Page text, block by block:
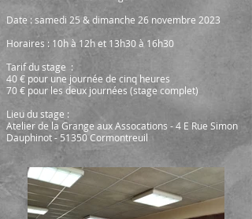
Date : samedi 25 &dimanche 26 novembre 2023
Horaires : 10h à 12h et 13h30 à 16h30
Tarif du stage :
40 € pour une journée de cinq heures
70 € pour les deux journées (stage complet)
Lieu du stage :
Atelier de la Grange aux Assocations - 4 E Rue Simon
Dauphinot - 51350 Cormontreuil